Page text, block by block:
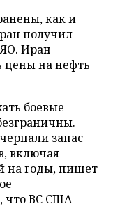
как и
получил
Иран
цены на нефть
боевые
запас
включая
на годы, пишет
что ВС США